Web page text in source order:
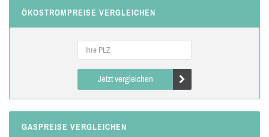
ÖKOSTROMPREISE VERGLEICHEN
Jetzt vergleichen
GASPREISE VERGLEICHEN